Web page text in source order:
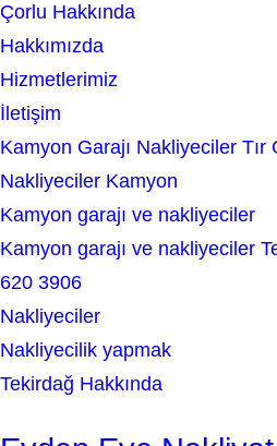
c
h
Çorlu Hakkında
Hakkımızda
Hizmetlerimiz
İletişim
Kamyon Garajı Nakliyeciler Tır
Nakliyeciler Kamyon
Kamyon garajı ve nakliyeciler
Kamyon garajı ve nakliyeciler
620 3906
Nakliyeciler
Nakliyecilik yapmak
Tekirdağ Hakkında